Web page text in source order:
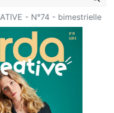
- N°74 - bimestrielle